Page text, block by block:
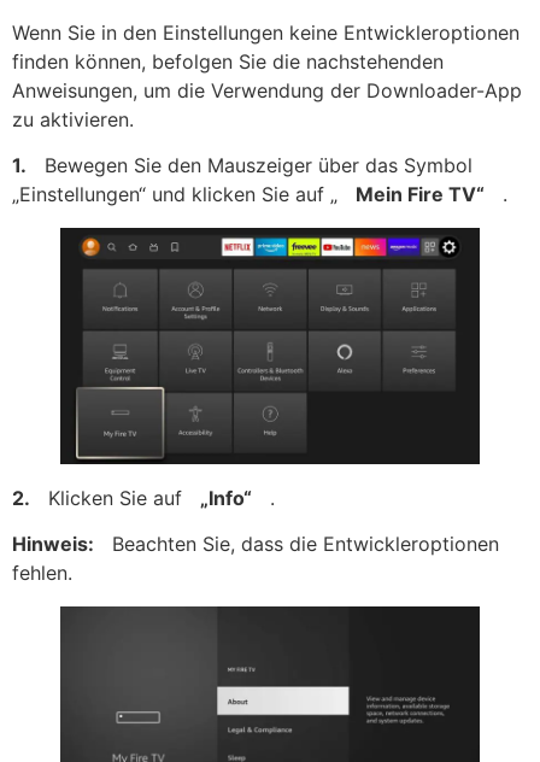
Wenn Sie in den Einstellungen keine Entwickleroptionen
finden können, befolgen Sie die nachstehenden
Anweisungen, um die Verwendung der Downloader-App
zu aktivieren.
1. Bewegen Sie den Mauszeiger über das Symbol
„Einstellungen“ und klicken Sie auf „ Mein Fire TV“ .
2. Klicken Sie auf „Info“ .
Hinweis: Beachten Sie, dass die Entwickleroptionen
fehlen.